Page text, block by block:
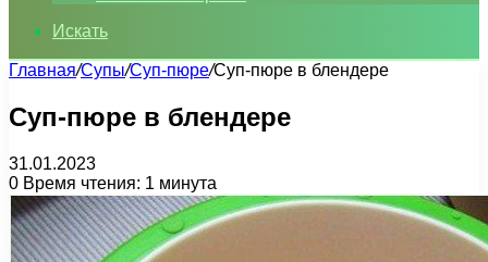
Искать
Главная/Супы/Суп-пюре/Суп-пюре в блендере
Суп-пюре в блендере
31.01.2023
0 Время чтения: 1 минута